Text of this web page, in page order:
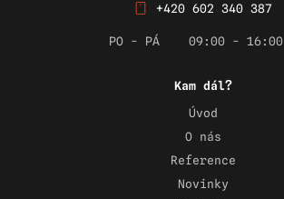
+420 602 340 387
PO - PÁ 09:00 - 16:00
Kam dál?
Úvod
O nás
Reference
Novinky